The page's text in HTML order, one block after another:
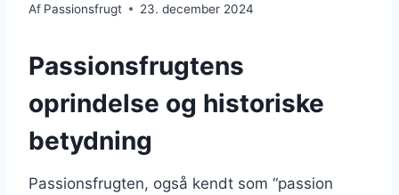
Af Passionsfrugt 23. december 2024
Passionsfrugtens
oprindelse og historiske
betydning
Passionsfrugten, også kendt som “passion